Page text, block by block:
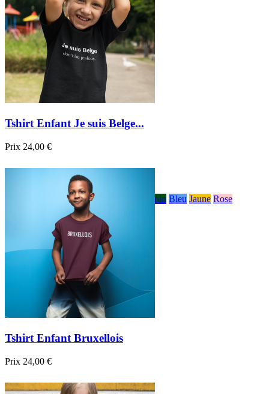
Tshirt Enfant Je suis Belge...
Prix 24,00 €
Bordeau sapin Bleu Jaune Rose
Tshirt Enfant Bruxellois
Prix 24,00 €